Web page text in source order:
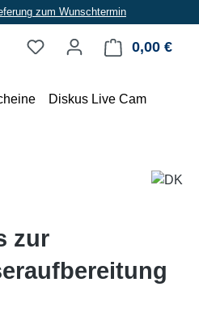
zum Wunschtermin
0,00 €
Diskus Live Cam
zur